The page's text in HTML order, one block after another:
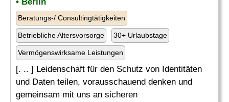
Beratungs-/ Consultingtätigkeiten
Betriebliche Altersvorsorge 30+ Urlaubstage
Vermögenswirksame Leistungen
[. .. ] Leidenschaft für den Schutz von Identitäten
und Daten teilen, vorausschauend denken und
gemeinsam mit uns an sicheren